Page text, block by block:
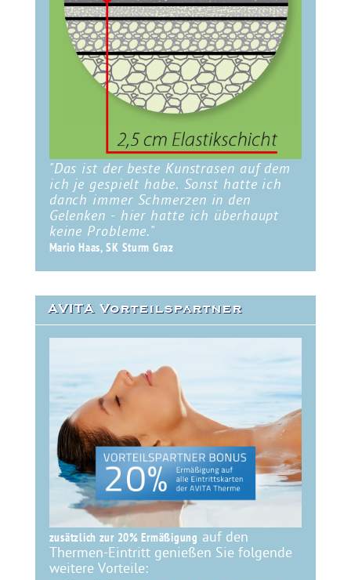
"Das ist der beste Kunstrasen auf dem
ich je gespielt habe. Sonst hatte ich
danch immer Schmerzen in den
Gelenken - hier hatte ich überhaupt
keine Probleme."
Mario Haas, SK Sturm Graz
AVITA Vorteilspartner
zusätzlich zur 20% Ermäßigung auf den
Thermen-Eintritt genießen Sie folgende
weitere Vorteile: